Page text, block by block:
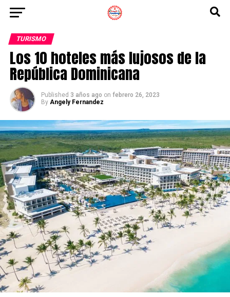
TURISMO
Los 10 hoteles más lujosos de la
República Dominicana
Published 3 años ago on febrero 26, 2023
By Angely Fernandez